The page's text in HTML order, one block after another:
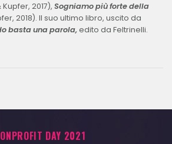
2017), Sogniamo più forte della
2018). Il suo ultimo libro, uscito da
basta una parola,edito da Feltrinelli.
DAY 2021